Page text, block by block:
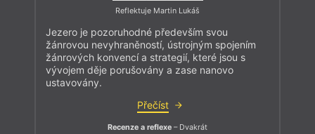
Reflektuje Martin Lukáš
Jezero je pozoruhodné především svou
žánrovou nevyhraněností, ústrojným spojením
žánrových konvencí a strategií, které jsou s
vývojem děje porušovány a zase nanovo
ustavovány.
Přečíst
Recenze a reflexe – Dvakrát